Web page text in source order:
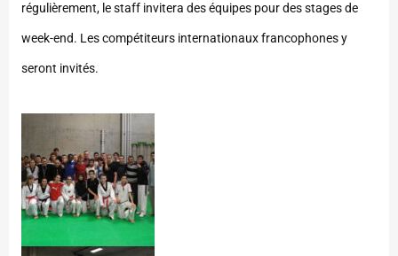
régulièrement, le staff invitera des équipes pour des stages de
week-end. Les compétiteurs internationaux francophones y
seront invités.